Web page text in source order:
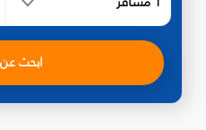
ابحث